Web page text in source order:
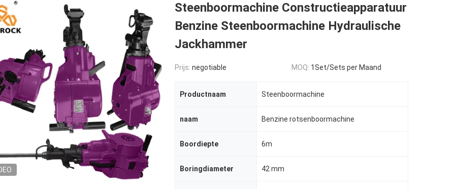
Steenboormachine Constructieapparatuur
Benzine Steenboormachine Hydraulische
Jackhammer
Prijs: negotiable MOQ: 1Set/Sets per Maand
Productnaam Steenboormachine
naam Benzine rotsenboormachine
Boordiepte 6m
Boringdiameter 42 mm